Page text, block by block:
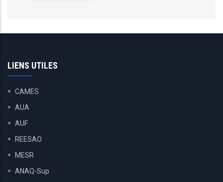
LIENS UTILES
CAMES
AUA
AUF
REESAO
MESR
ANAQ-Sup